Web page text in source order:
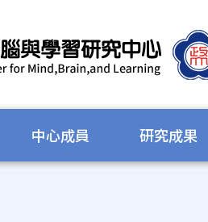
中心成員 研究成果